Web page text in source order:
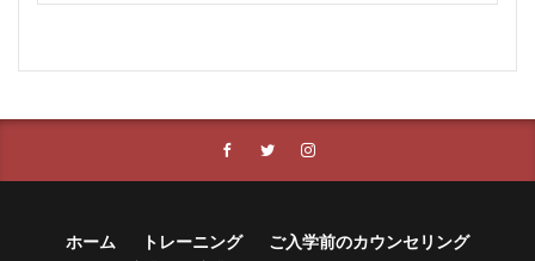
ホーム トレーニング
ご入学前のカウンセリング